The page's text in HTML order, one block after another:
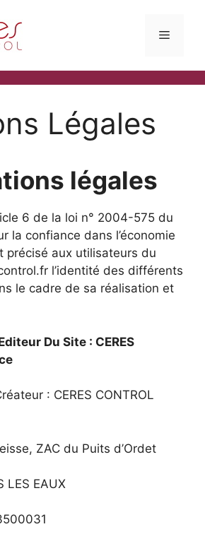
MENU
Légales
légales
6 de la loi n° 2004-575 du
la confiance dans l’économie
précisé aux utilisateurs du
l’identité des différents
le cadre de sa réalisation et
Du Site : CERES
: CERES CONTROL
ZAC du Puits d’Ordet
LES EAUX